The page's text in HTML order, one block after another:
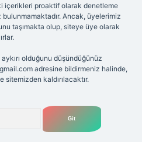
içerikleri proaktif olarak denetleme
Ancak, üyelerimiz
taşımakta olup, siteye üye olarak
olduğunu düşündüğünüz
adresine bildirmeniz halinde,
kaldırılacaktır.